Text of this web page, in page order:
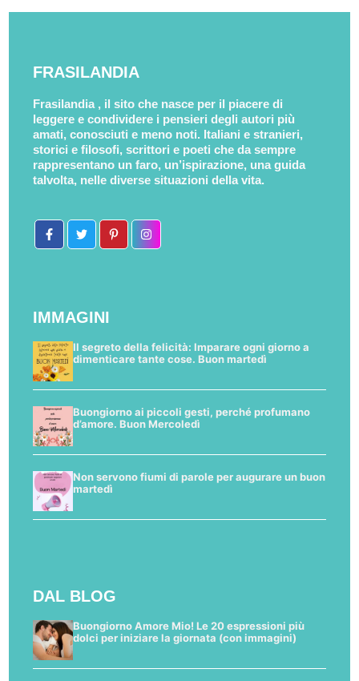
FRASILANDIA
Frasilandia , il sito che nasce per il piacere di
leggere e condividere i pensieri degli autori più
amati, conosciuti e meno noti. Italiani e stranieri,
storici e filosofi, scrittori e poeti che da sempre
rappresentano un faro, un’ispirazione, una guida
talvolta, nelle diverse situazioni della vita.
IMMAGINI
Il segreto della felicità: Imparare ogni giorno a
dimenticare tante cose. Buon martedì
Buongiorno ai piccoli gesti, perché profumano
d’amore. Buon Mercoledì
Non servono fiumi di parole per augurare un buon
martedì
DAL BLOG
Buongiorno Amore Mio! Le 20 espressioni più
dolci per iniziare la giornata (con immagini)